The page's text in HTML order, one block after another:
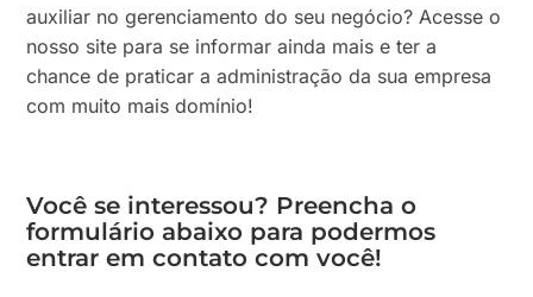
auxiliar no gerenciamento do seu negócio? Acesse o
nosso site para se informar ainda mais e ter a
chance de praticar a administração da sua empresa
com muito mais domínio!
Você se interessou? Preencha o
formulário abaixo para podermos
entrar em contato com você!